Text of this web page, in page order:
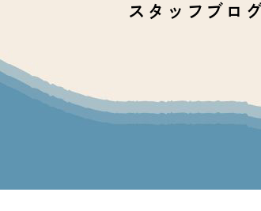
スタッフブログ